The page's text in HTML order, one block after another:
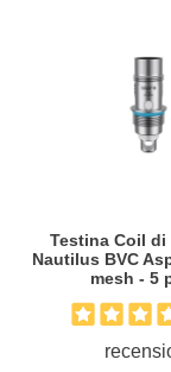
Testina Coil di
Nautilus BVC
mesh - 5